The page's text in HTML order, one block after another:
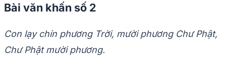
Bài văn khấn số 2
Con lạy chín phương Trời, mười phương Chư Phật,
Chư Phật mười phương.